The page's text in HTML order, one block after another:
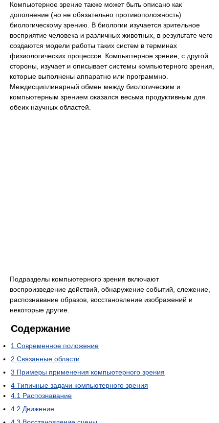
Компьютерное зрение также может быть описано как
дополнение (но не обязательно противоположность)
биологическому зрению. В биологии изучается зрительное
восприятие человека и различных животных, в результате чего
создаются модели работы таких систем в терминах
физиологических процессов. Компьютерное зрение, с другой
стороны, изучает и описывает системы компьютерного зрения,
которые выполнены аппаратно или программно.
Междисциплинарный обмен между биологическим и
компьютерным зрением оказался весьма продуктивным для
обеих научных областей.
Подразделы компьютерного зрения включают
воспроизведение действий, обнаружение событий, слежение,
распознавание образов, восстановление изображений и
некоторые другие.
Содержание
1 Современное положение
2 Связанные области
3 Примеры применения компьютерного зрения
4 Типичные задачи компьютерного зрения
4.1 Распознавание
4.2 Движение